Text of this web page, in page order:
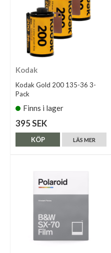
Kodak
Kodak Gold 200 135-36 3-
Pack
Finns i lager
395 SEK
LÄS MER
KÖP